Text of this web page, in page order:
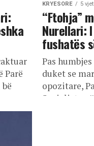
Parë
KRYESORE 5
“Ftohja”
Nurellari:
fushatës
Pas
duket se
opozitare,
Socialiste